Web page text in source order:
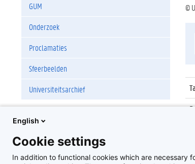
GUM
Onderzoek
Proclamaties
Sfeerbeelden
Universiteitsarchief
©
English
Cookie settings
In addition to functional cookies which are necessary